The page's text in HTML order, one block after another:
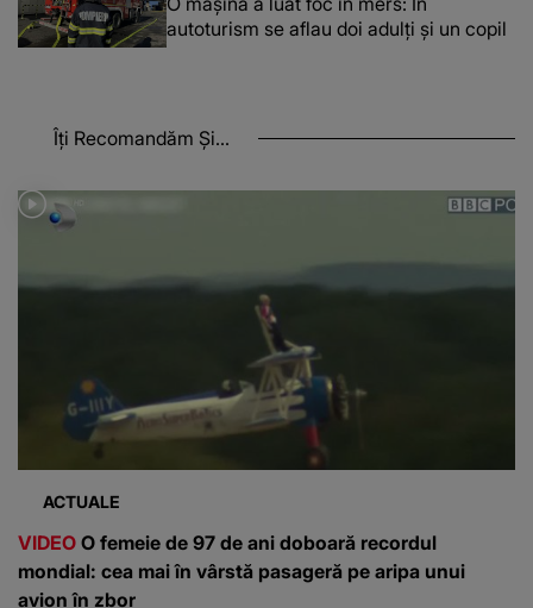
autoturism se aflau doi adulți și un copil
Îți Recomandăm Și...
ACTUALE
VIDEO O femeie de 97 de ani doboară recordul
mondial: cea mai în vârstă pasageră pe aripa unui
avion în zbor